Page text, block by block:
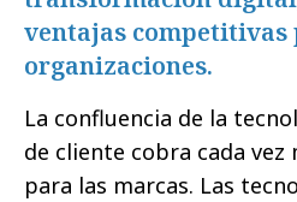
ventajas competitivas
organizaciones.
La confluencia de la
de cliente cobra cada
para las marcas. Las